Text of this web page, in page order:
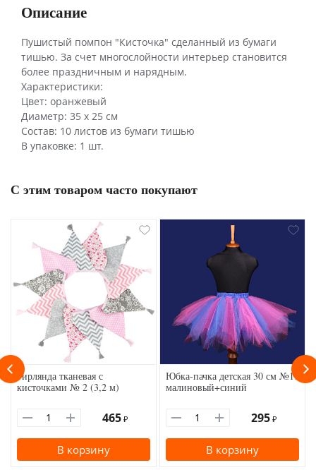
Описание
Пушистый помпон "Кисточка" сделанный из бумаги
тишью. За счет многослойности интерьер становится
более праздничным и нарядным.
Характеристики:
Цвет: оранжевый
Диаметр: 35 х 25 см
Состав: 10 листов из бумаги тишью
В упаковке: 1 шт.
С этим товаром часто покупают
Гирлянда тканевая с
кисточками № 2 (3,2 м)
465 ₽
В корзину
Юбка-пачка детская 30 см №19
малиновый+синий
295 ₽
В корзину